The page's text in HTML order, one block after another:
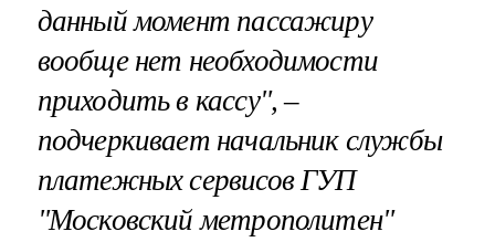
данный момент пассажиру
вообще нет необходимости
приходить в кассу", –
подчеркивает начальник службы
платежных сервисов ГУП
"Московский метрополитен"